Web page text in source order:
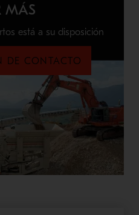
MÁS
está a su disposición
DE CONTACTO